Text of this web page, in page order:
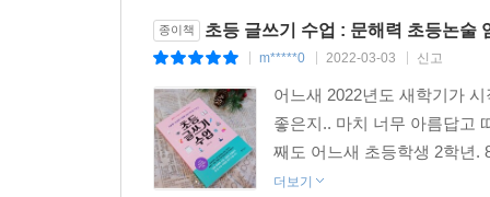
종이책 초등 글쓰기 수업 : 문해력 초등논술
m*****0 2022-03-03 신고
어느새 2022년도 새학기가
좋은지.. 마치 너무 아름답고
째도 어느새 초등학생 2학년.
더보기